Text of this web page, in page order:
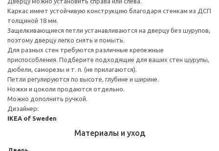
Каркас имеет устойчивую конструкцию благодаря стенкам из ДСП
толщиной 18 мм.
Защелкивающиеся петли устанавливаются на дверцу без шурупов,
поэтому дверцу легко снять и помыть.
Для разных стен требуются различные крепежные
приспособления. Подберите подходящие для ваших стен шурупы,
дюбели, саморезы и т. п. (не прилагаются).
Петли регулируются по высоте, глубине и ширине.
Ножки и цоколи продаются отдельно.
Можно дополнить ручкой.
Дизайнер:
IKEA of Sweden
Материалы и уход